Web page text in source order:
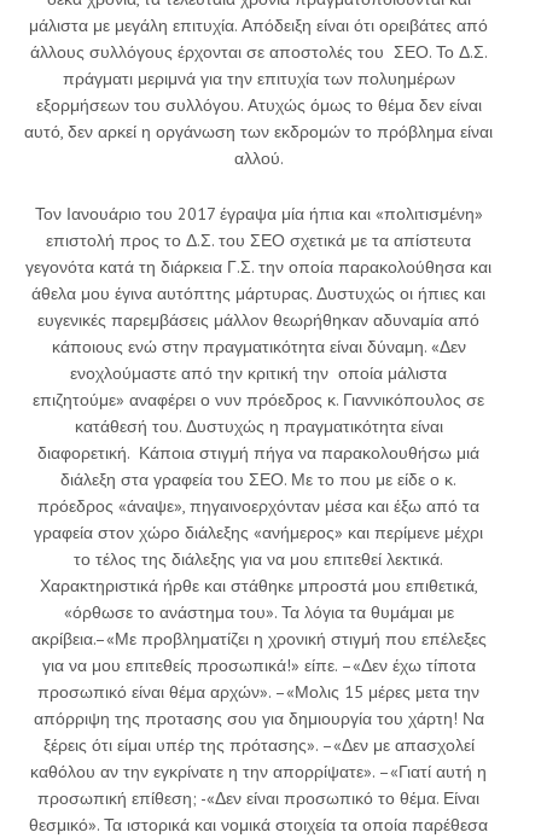
μάλιστα με μεγάλη επιτυχία. Απόδειξη είναι ότι ορειβάτες από
άλλους συλλόγους έρχονται σε αποστολές του ΣΕΟ. Το Δ.Σ.
πράγματι μεριμνά για την επιτυχία των πολυημέρων
εξορμήσεων του συλλόγου. Ατυχώς όμως το θέμα δεν είναι
αυτό, δεν αρκεί η οργάνωση των εκδρομών το πρόβλημα είναι
αλλού.
Τον Ιανουάριο του 2017 έγραψα μία ήπια και «πολιτισμένη»
επιστολή προς το Δ.Σ. του ΣΕΟ σχετικά με τα απίστευτα
γεγονότα κατά τη διάρκεια Γ.Σ. την οποία παρακολούθησα και
άθελα μου έγινα αυτόπτης μάρτυρας. Δυστυχώς οι ήπιες και
ευγενικές παρεμβάσεις μάλλον θεωρήθηκαν αδυναμία από
κάποιους ενώ στην πραγματικότητα είναι δύναμη. «Δεν
ενοχλούμαστε από την κριτική την οποία μάλιστα
επιζητούμε» αναφέρει ο νυν πρόεδρος κ. Γιαννικόπουλος σε
κατάθεσή του. Δυστυχώς η πραγματικότητα είναι
διαφορετική. Κάποια στιγμή πήγα να παρακολουθήσω μιά
διάλεξη στα γραφεία του ΣΕΟ. Με το που με είδε ο κ.
πρόεδρος «άναψε», πηγαινοερχόνταν μέσα και έξω από τα
γραφεία στον χώρο διάλεξης «ανήμερος» και περίμενε μέχρι
το τέλος της διάλεξης για να μου επιτεθεί λεκτικά.
Χαρακτηριστικά ήρθε και στάθηκε μπροστά μου επιθετικά,
«όρθωσε το ανάστημα του». Τα λόγια τα θυμάμαι με
ακρίβεια.–«Με προβληματίζει η χρονική στιγμή που επέλεξες
για να μου επιτεθείς προσωπικά!» είπε. –«Δεν έχω τίποτα
προσωπικό είναι θέμα αρχών». –«Μολις 15 μέρες μετα την
απόρριψη της προτασης σου για δημιουργία του χάρτη! Να
ξέρεις ότι είμαι υπέρ της πρότασης». –«Δεν με απασχολεί
καθόλου αν την εγκρίνατε η την απορρίψατε». –«Γιατί αυτή η
προσωπική επίθεση; -«Δεν είναι προσωπικό το θέμα. Είναι
θεσμικό». Τα ιστορικά και νομικά στοιχεία τα οποία παρέθεσα